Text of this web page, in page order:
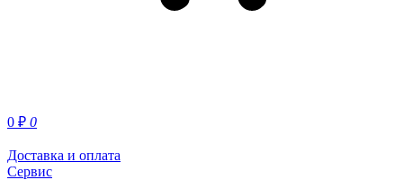
0 ₽ 0
Доставка и оплата
Сервис